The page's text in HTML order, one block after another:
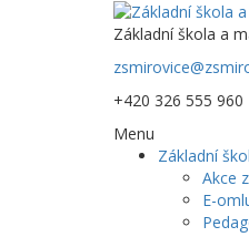
Základní škola a
+420 326 555 960
Menu
Základní
Akce
E-